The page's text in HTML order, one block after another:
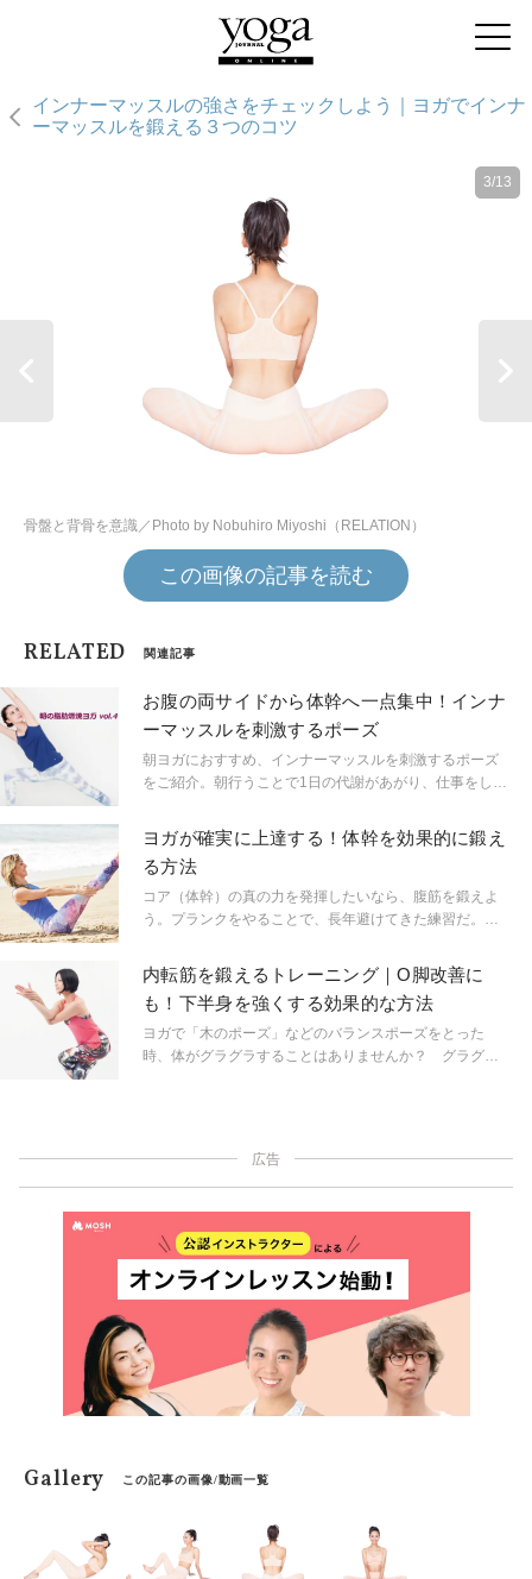
インナーマッスルの強さをチェックしよう｜ヨガでインナ
ーマッスルを鍛える３つのコツ
3/13
骨盤と背骨を意識／Photo by Nobuhiro Miyoshi（RELATION）
この画像の記事を読む
RELATED 関連記事
お腹の両サイドから体幹へ一点集中！インナ
ーマッスルを刺激するポーズ
朝ヨガにおすすめ、インナーマッスルを刺激するポーズ
をご紹介。朝行うことで1日の代謝があがり、仕事をして
でなく、バランスよく体幹を鍛えるのにピッタリなワー
クを、大手ヨガスタジオのエグゼクティブ・ディレクタ
ー、ヤスシ先生に教えてもらいました。
ヨガが確実に上達する！体幹を効果的に鍛え
る方法
コア（体幹）の真の力を発揮したいなら、腹筋を鍛えよ
う。プランクをやることで、長年避けてきた練習だ。腹
この練習をマスターすれば、どのポーズでも腹筋をしっ
かりと使えるようになり、憧れのコアに近づけるだろ
う。今回は、コアに働きかける「腹筋ヨガ」と「シーク
エンス」を紹介する。
内転筋を鍛えるトレーニング｜O脚改善に
も！下半身を強くする効果的な方法
ヨガで「木のポーズ」などのバランスポーズをとった
時、体がグラグラすることはありませんか？ グラグラ
広告
Gallery この記事の画像/動画一覧